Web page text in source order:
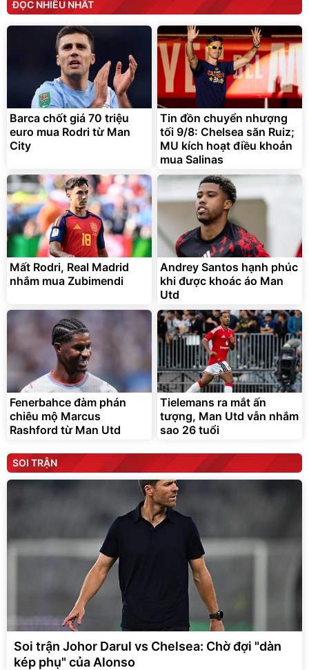
ĐỌC NHIỀU NHẤT
Barca chốt giá 70 triệu
euro mua Rodri từ Man
City
Tin đồn chuyển nhượng
tối 9/8: Chelsea săn Ruiz;
MU kích hoạt điều khoản
mua Salinas
Mất Rodri, Real Madrid
nhắm mua Zubimendi
Andrey Santos hạnh phúc
khi được khoác áo Man
Utd
Fenerbahce đàm phán
chiêu mộ Marcus
Rashford từ Man Utd
Tielemans ra mắt ấn
tượng, Man Utd vẫn nhắm
sao 26 tuổi
SOI TRẬN
Soi trận Johor Darul vs Chelsea: Chờ đợi "dàn
kép phụ" của Alonso